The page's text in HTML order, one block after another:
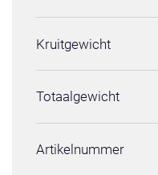
Kruitgewicht
Totaalgewicht
Artikelnummer